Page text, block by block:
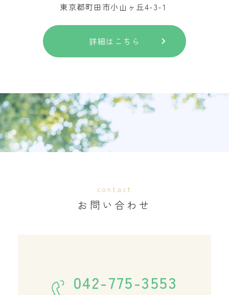
東京都町田市小山ヶ丘4-3-1
詳細はこちら
contact
お問い合わせ
042-775-3553